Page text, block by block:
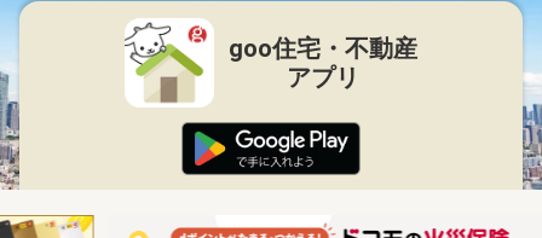
goo住宅・不動産
アプリ